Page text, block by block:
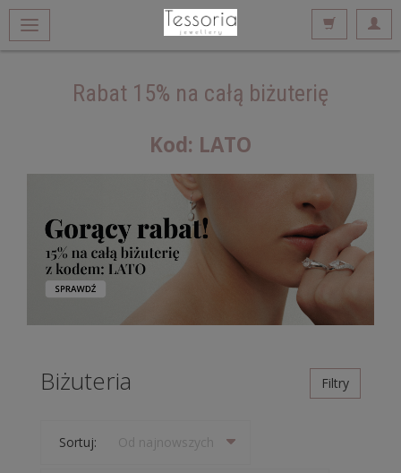
Rabat 15% na całą biżuterię
Kod: LATO
Biżuteria Filtry
Sortuj: Od najnowszych